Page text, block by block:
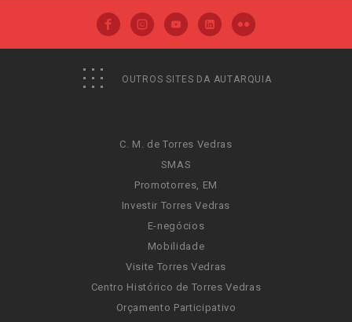
OUTROS SITES DA AUTARQUIA
C. M. de Torres Vedras
SMAS
Promotorres, EM
Investir Torres Vedras
E-negócios
Mobilidade
Visite Torres Vedras
Centro Histórico de Torres Vedras
Orçamento Participativo